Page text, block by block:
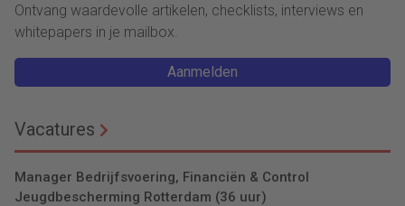
Ontvang waardevolle artikelen, checklists, interviews en
whitepapers in je mailbox.
Aanmelden
Vacatures
Manager Bedrijfsvoering, Financiën & Control
Jeugdbescherming Rotterdam (36 uur)